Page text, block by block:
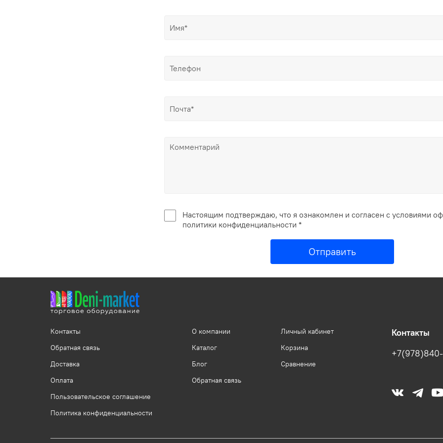
Настоящим подтверждаю, что я ознакомлен и согласен с условиями
политики конфиденциальности *
Отправить
Контакты
Обратная связь
Доставка
Оплата
Пользовательское соглашение
Политика конфиденциальности
О компании
Каталог
Блог
Обратная связь
Личный кабинет
Корзина
Сравнение
Контакты